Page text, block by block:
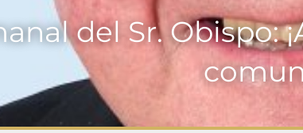
del Sr. Obispo: